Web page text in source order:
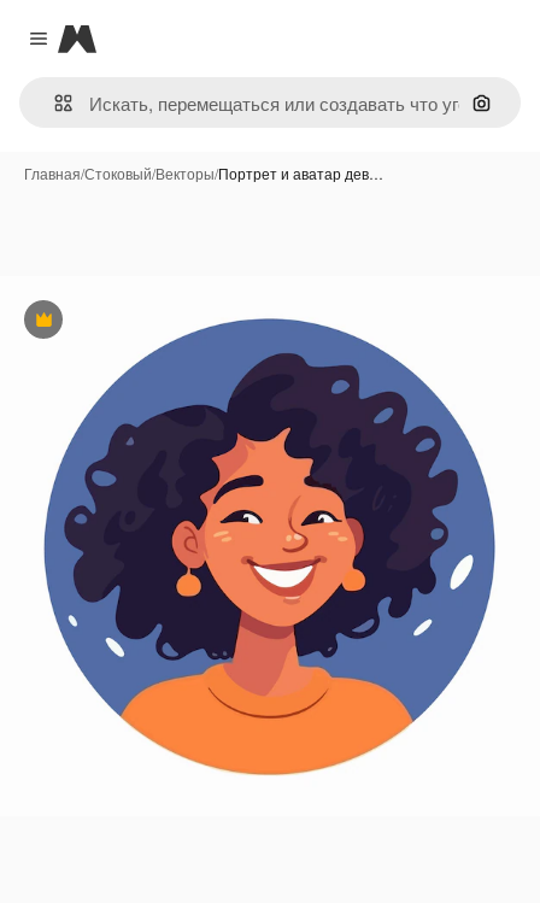
Close menu
Magnific
Поиск
Главная/Стоковый/Векторы/Портрет и аватар дев…
Премиум